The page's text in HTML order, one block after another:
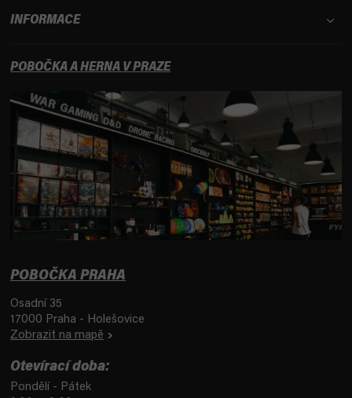
INFORMACE
POBOČKA A HERNA V PRAZE
POBOČKA PRAHA
Osadní 35
17000 Praha - Holešovice
Zobrazit na mapě
Otevírací doba:
Pondělí - Pátek